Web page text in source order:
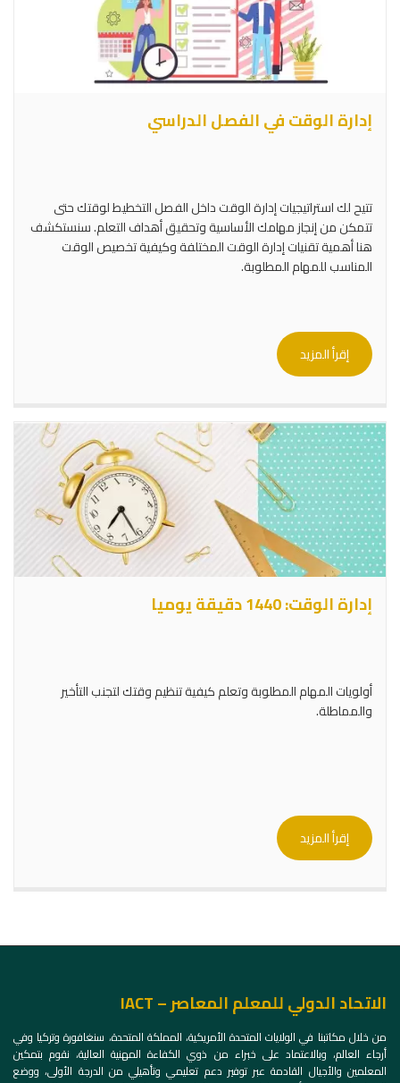
إدارة الوقت في الفصل الدراسي
تتيح لك استراتيجيات إدارة الوقت داخل الفصل التخطيط لوقتك حتى
تتمكن من إنجاز مهامك الأساسية وتحقيق أهداف التعلم. سنستكشف
هنا أهمية تقنيات إدارة الوقت المختلفة وكيفية تخصيص الوقت
المناسب للمهام المطلوبة.
إقرأ المزيد
إدارة الوقت: 1440 دقيقة يوميا
أولويات المهام المطلوبة وتعلم كيفية تنظيم وقتك لتجنب التأخير
والمماطلة.
إقرأ المزيد
الاتحاد الدولي للمعلم المعاصر – IACT
من خلال مكاتبنا في الولايات المتحدة الأمريكية، المملكة المتحدة، سنغافورة وتركيا وفي
أرجاء العالم، وبالاعتماد على خبراء من ذوي الكفاءة المهنية العالية، نقوم بتمكين
المعلمين والأجيال القادمة عبر توفير دعم تعليمي وتأهيلي من الدرجة الأولى، ووضع